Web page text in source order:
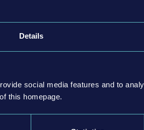
Details
social media features and to
this homepage.